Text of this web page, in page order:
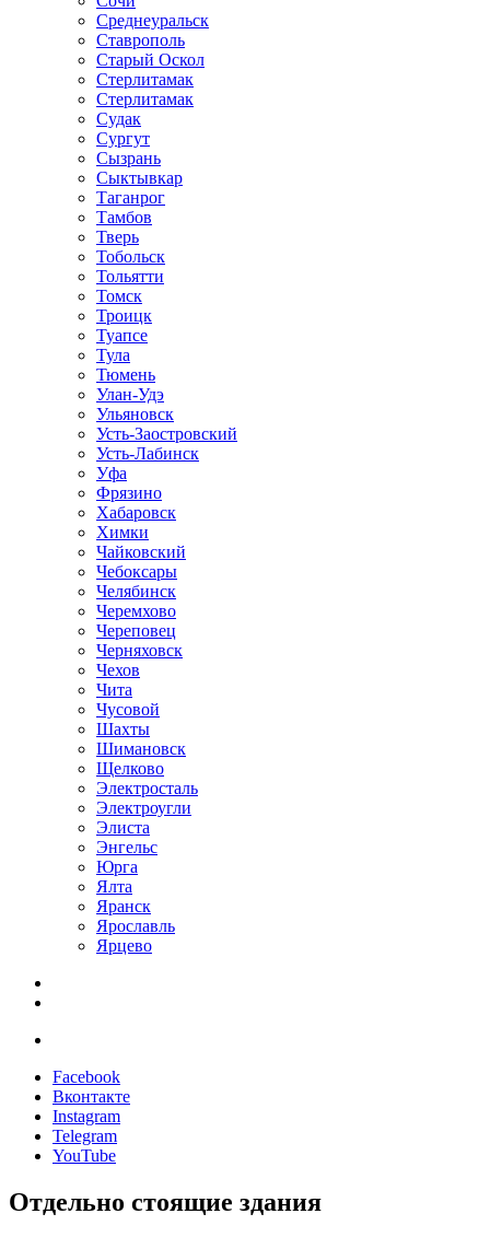
Среднеуральск
Ставрополь
Старый Оскол
Стерлитамак
Стерлитамак
Судак
Сургут
Сызрань
Сыктывкар
Таганрог
Тамбов
Тверь
Тобольск
Тольятти
Томск
Троицк
Туапсе
Тула
Тюмень
Улан-Удэ
Ульяновск
Усть-Заостровский
Усть-Лабинск
Уфа
Фрязино
Хабаровск
Химки
Чайковский
Чебоксары
Челябинск
Черемхово
Череповец
Черняховск
Чехов
Чита
Чусовой
Шахты
Шимановск
Щелково
Электросталь
Электроугли
Элиста
Энгельс
Юрга
Ялта
Яранск
Ярославль
Ярцево
Facebook
Вконтакте
Instagram
Telegram
YouTube
Отдельно стоящие здания